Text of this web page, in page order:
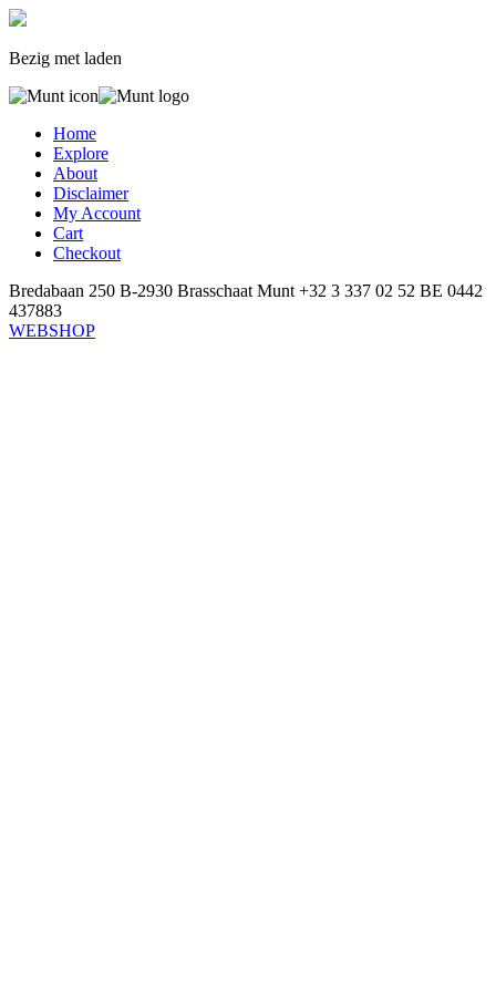
Bezig met laden
Home
Explore
About
Disclaimer
My Account
Cart
Checkout
Bredabaan 250 B-2930 Brasschaat Munt +32 3 337 02 52 BE 0442
437883
WEBSHOP